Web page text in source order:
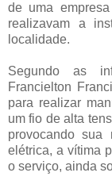
de uma
realizavam a
localidade.
Segundo as
Francielton
para realizar
um fio de alta
provocando sua
elétrica, a vítima
o serviço, ainda